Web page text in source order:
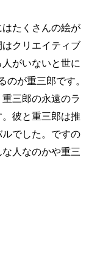
たくさんの絵が
クリエイティブ
がいないと世に
のが重三郎です。
三郎の永遠のラ
彼と重三郎は推
でした。ですの
人なのかや重三